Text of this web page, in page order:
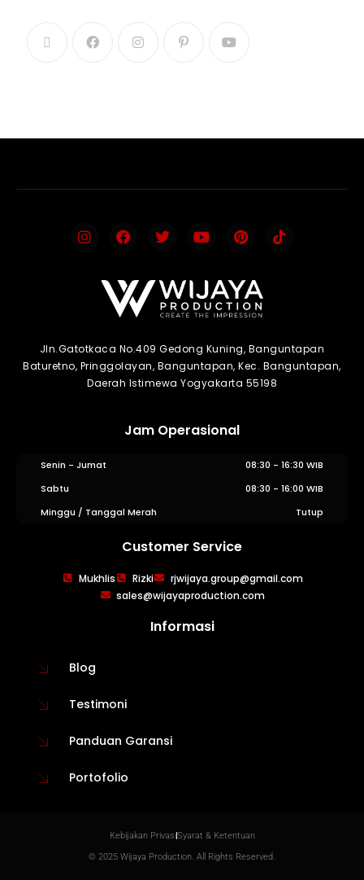
WIJAYA PRODUCTION
Jln.Gatotkaca No.409 Gedong Kuning, Banguntapan
Baturetno, Pringgolayan, Banguntapan, Kec. Banguntapan,
Daerah Istimewa Yogyakarta 55198
Jam Operasional
Senin - Jumat
08:30 - 16:30 WIB
Sabtu
08:30 - 16:00 WIB
Minggu / Tanggal Merah
Tutup
Customer Service
Mukhlis Rizki
rjwijaya.group@gmail.com
sales@wijayaproduction.com
Informasi
Blog
Testimoni
Panduan Garansi
Portofolio
Kebijakan PrivasiSyarat & Ketentuan
© 2025 Wijaya Production. All Rights Reserved.